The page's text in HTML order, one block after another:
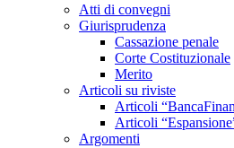
Atti di convegni
Giurisprudenza
Cassazione penale
Corte Costituzionale
Merito
Articoli su riviste
Articoli
Articoli
Argomenti